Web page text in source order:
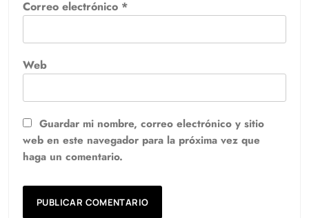
Correo electrónico *
Web
Guardar mi nombre, correo electrónico y sitio
web en este navegador para la próxima vez que
haga un comentario.